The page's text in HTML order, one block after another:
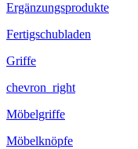
Ergänzungsprodukte
Fertigschubladen
Griffe
chevron_right
Möbelgriffe
Möbelknöpfe